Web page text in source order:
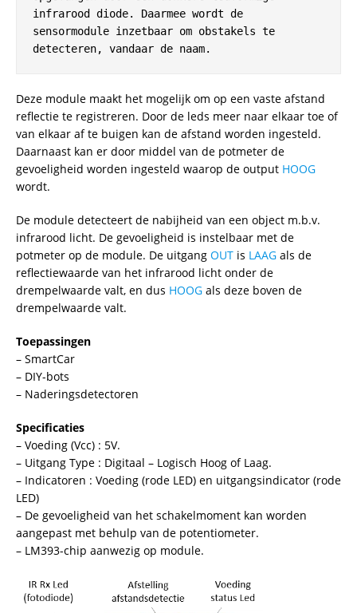
infrarood diode. Daarmee wordt de
sensormodule inzetbaar om obstakels te
detecteren, vandaar de naam.
Deze module maakt het mogelijk om op een vaste afstand
reflectie te registreren. Door de leds meer naar elkaar toe of
van elkaar af te buigen kan de afstand worden ingesteld.
Daarnaast kan er door middel van de potmeter de
gevoeligheid worden ingesteld waarop de output HOOG
wordt.
De module detecteert de nabijheid van een object m.b.v.
infrarood licht. De gevoeligheid is instelbaar met de
potmeter op de module. De uitgang OUT is LAAG als de
reflectiewaarde van het infrarood licht onder de
drempelwaarde valt, en dus HOOG als deze boven de
drempelwaarde valt.
Toepassingen
– SmartCar
– DIY-bots
– Naderingsdetectoren
Specificaties
– Voeding (Vcc) : 5V.
– Uitgang Type : Digitaal – Logisch Hoog of Laag.
– Indicatoren : Voeding (rode LED) en uitgangsindicator (rode
LED)
– De gevoeligheid van het schakelmoment kan worden
aangepast met behulp van de potentiometer.
– LM393-chip aanwezig op module.